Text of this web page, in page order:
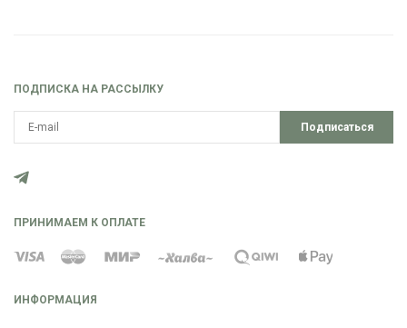
ИНФОРМАЦИЯ
ПОДПИСКА НА РАССЫЛКУ
Подписаться
ПРИНИМАЕМ К ОПЛАТЕ